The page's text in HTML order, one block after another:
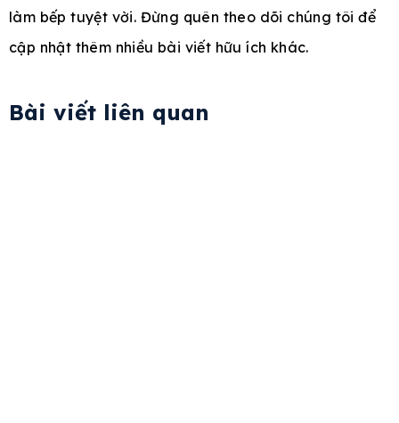
làm bếp tuyệt vời. Đừng quên theo dõi chúng tôi để
cập nhật thêm nhiều bài viết hữu ích khác.
Bài viết liên quan